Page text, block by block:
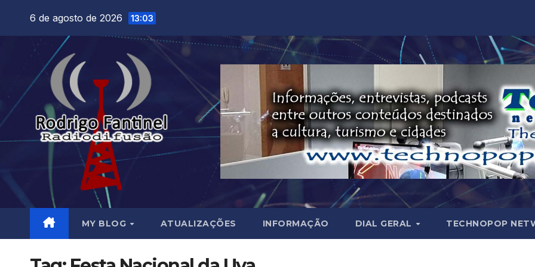
6 de agosto de 2026 13:03
MY BLOG ATUALIZAÇÕES INFORMAÇÃO DIAL GERAL TECHNOPOP